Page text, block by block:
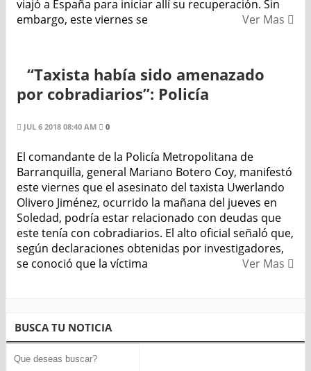
viajó a España para iniciar allí su recuperación. Sin
embargo, este viernes se
Ver Mas
“Taxista había sido amenazado
por cobradiarios”: Policía
JUL 6 2018 08:40 AM 0
El comandante de la Policía Metropolitana de
Barranquilla, general Mariano Botero Coy, manifestó
este viernes que el asesinato del taxista Uwerlando
Olivero Jiménez, ocurrido la mañana del jueves en
Soledad, podría estar relacionado con deudas que
este tenía con cobradiarios. El alto oficial señaló que,
según declaraciones obtenidas por investigadores,
se conoció que la víctima
Ver Mas
BUSCA TU NOTICIA